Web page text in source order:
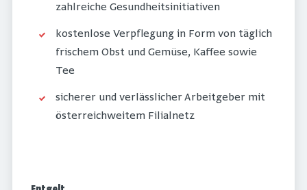
zahlreiche Gesundheitsinitiativen
kostenlose Verpflegung in Form von täglich
frischem Obst und Gemüse, Kaffee sowie
Tee
sicherer und verlässlicher Arbeitgeber mit
österreichweitem Filialnetz